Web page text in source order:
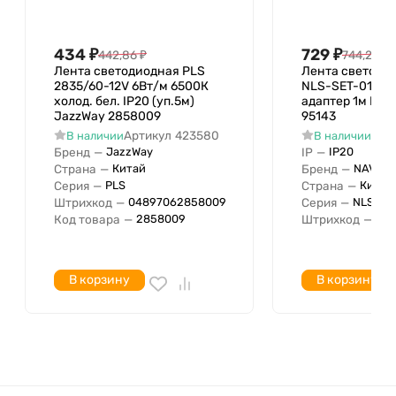
Потребляемая мощность 1
метра
Длина секции
С комплектом для
подключения/соединения
С адаптером подключения
Количество источников
света на метр
Категория цветности
Нейтральный
Напряжение лампы по
Цветовая температура с
434₽442,86₽
Лента светодиодная PLS
2835/60-12V 6Вт/м 6500К
холод. бел. IP20 (уп.5м)
JazzWay 2858009
В наличииАртикул 423580
Бренд — JazzWay
Страна — Китай
Серия — PLS
Штрихкод — 04897062858009
Код товара — 2858009
В корзину
729₽744,20
Лента
NLS-SET-01
адаптер 1м
95143
В наличии
IP — IP20
Бренд —
Страна — Китай
Серия — NLS-
Штрихкод —
В корзину